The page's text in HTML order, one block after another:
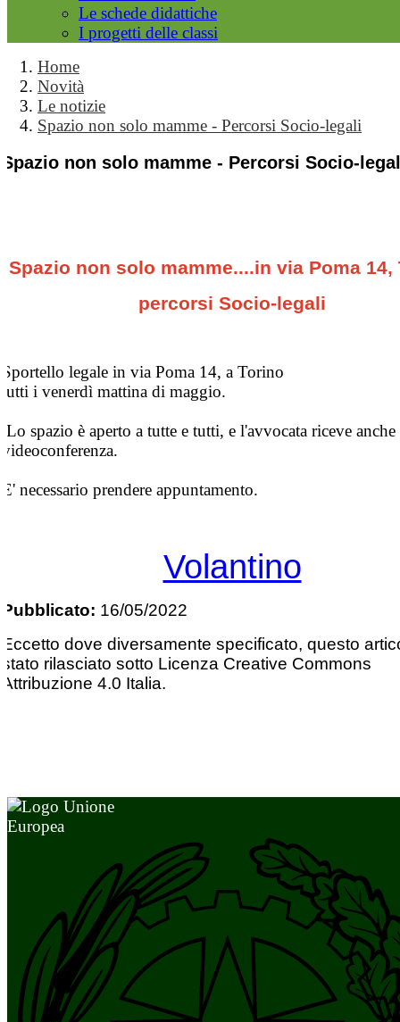
Le schede didattiche
I progetti delle classi
Home
Novità
Le notizie
Spazio non solo mamme - Percorsi Socio-legali
Spazio non solo mamme - Percorsi Socio-
Spazio non solo mamme....in via Poma 14,
percorsi Socio-legali
Sportello legale in via Poma 14, a Torino
tutti i venerdì mattina di maggio.
Lo spazio è aperto a tutte e tutti, e l'avvocata riceve
videoconferenza.
E' necessario prendere appuntamento.
Volantino
Pubblicato: 16/05/2022
Eccetto dove diversamente specificato, questo
stato rilasciato sotto Licenza Creative Commons
Attribuzione 4.0 Italia.